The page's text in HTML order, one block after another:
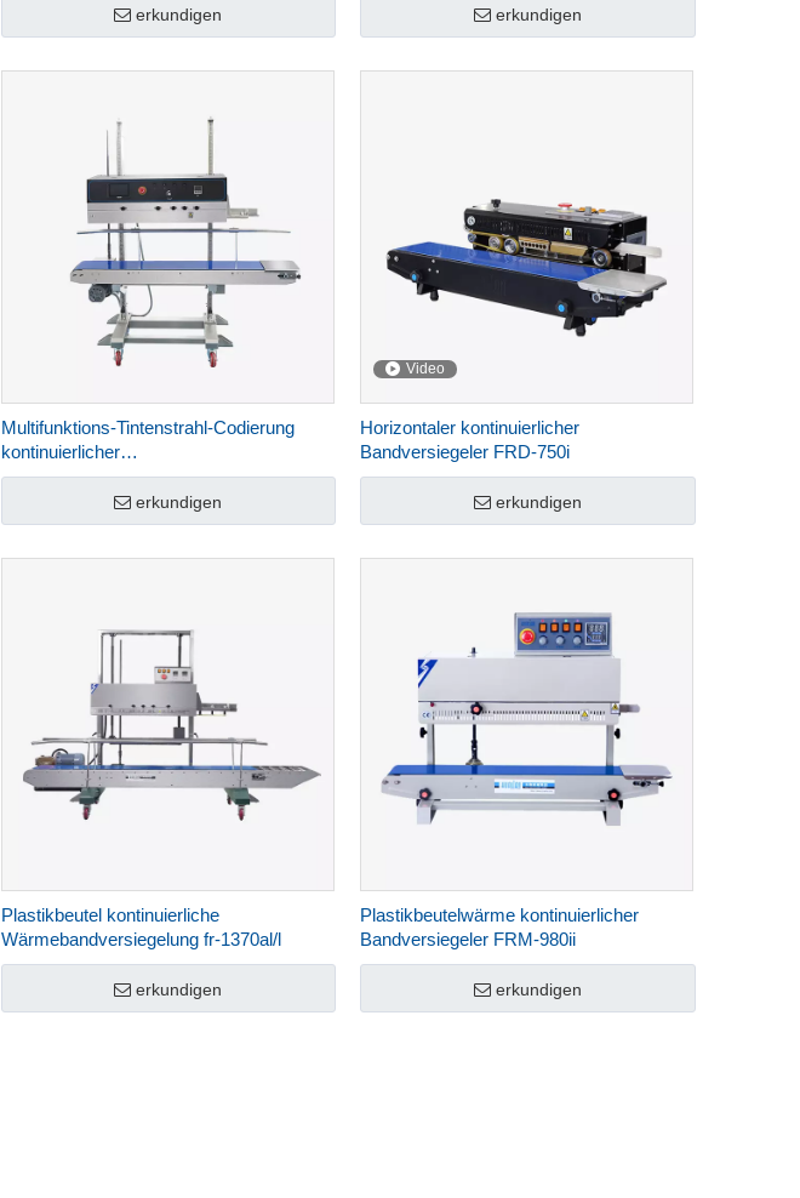
Hersteller FRM-1120W
erkundigen erkundigen
Multifunktions-Tintenstrahl-Codierung
kontinuierlicher
Banddichtungsbeutelverpackungsmaschine
erkundigen
Video
Horizontaler kontinuierlicher
Bandversiegeler FRD-750i
erkundigen
Plastikbeutel kontinuierliche
Wärmebandversiegelung fr-1370al/l
erkundigen
Plastikbeutelwärme kontinuierlicher
Bandversiegeler FRM-980ii
erkundigen